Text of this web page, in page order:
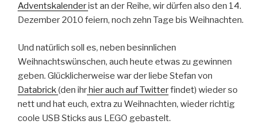
Adventskalenderist an der Reihe, wir dürfen also den 14.
Dezember 2010 feiern, noch zehn Tage bis Weihnachten.
Und natürlich soll es, neben besinnlichen
Weihnachtswünschen, auch heute etwas zu gewinnen
geben. Glücklicherweise war der liebe Stefan von
Databrick (den ihrhier auch auf Twitterfindet) wieder so
nett und hat euch, extra zu Weihnachten, wieder richtig
coole USB Sticks aus LEGO gebastelt.